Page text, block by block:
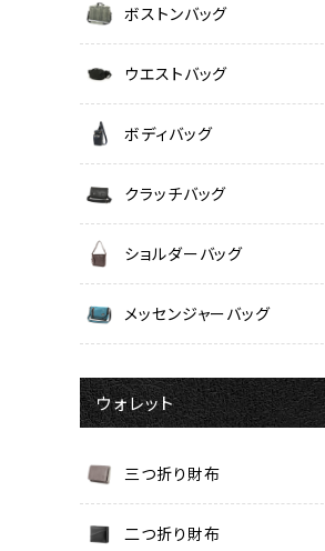
ボストンバッグ
ウエストバッグ
ボディバッグ
クラッチバッグ
ショルダーバッグ
メッセンジャーバッグ
ウォレット
三つ折り財布
二つ折り財布